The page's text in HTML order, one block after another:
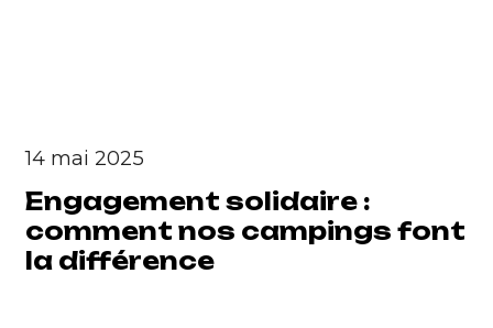
14 mai 2025
Engagement solidaire :
comment nos campings font
la différence